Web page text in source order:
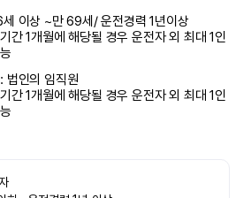
세 이상 ~만 69세/ 운전경력 1년이상
간 1개월에 해당될 경우 운전자 외 최대 1인
법인의 임직원
간 1개월에 해당될 경우 운전자 외 최대 1인